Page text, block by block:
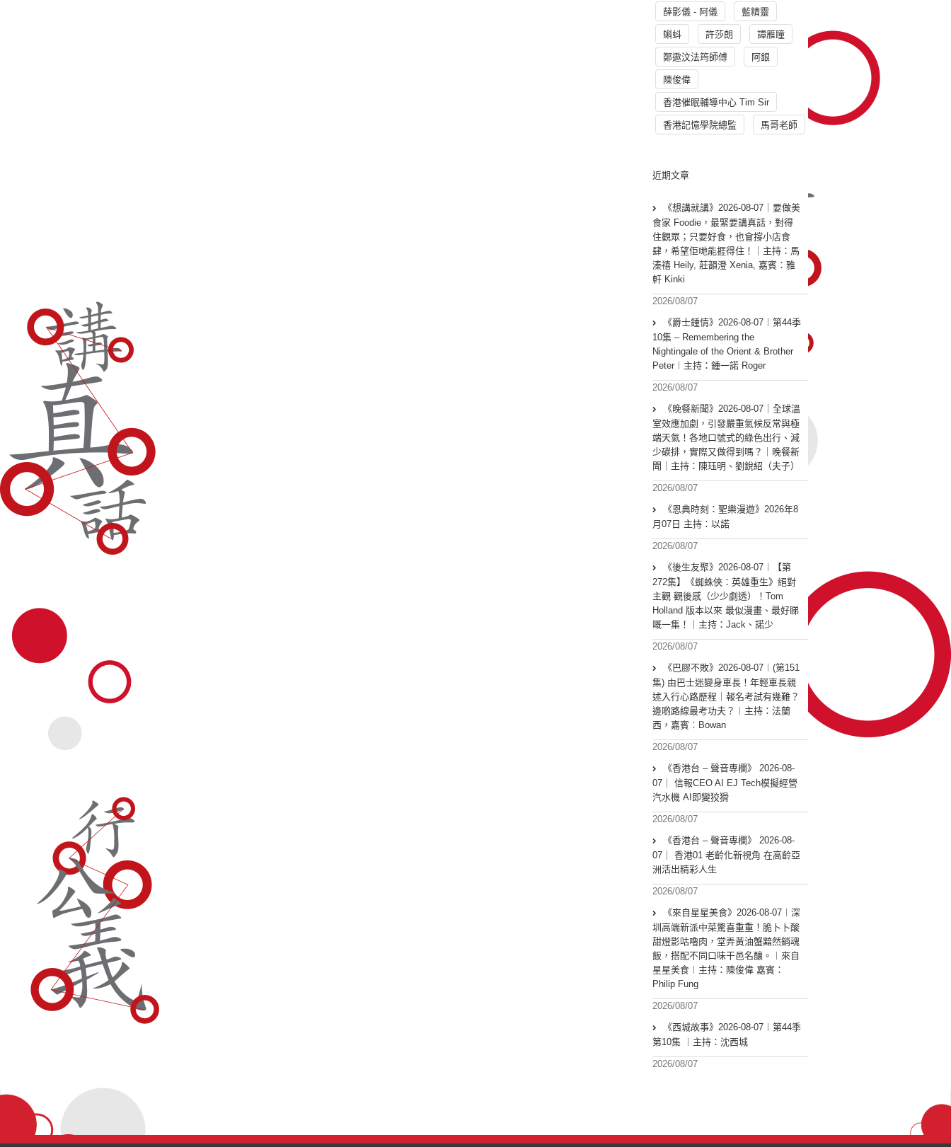
薛影儀 - 阿儀 藍精靈
蝌蚪 許莎朗 譚雁瞳
鄭遨汶法筠師傅 阿銀
陳俊偉
香港催眠輔導中心 Tim Sir
香港記憶學院總監 馬哥老師
近期文章
《想講就講》2026-08-07｜要做美
食家 Foodie，最緊要講真話，對得
住觀眾；只要好食，也會撐小店食
肆，希望佢哋能捱得住！｜主持：馬
溱禧 Heily, 莊韻澄 Xenia, 嘉賓：雅
軒 Kinki
2026/08/07
《爵士鍾情》2026-08-07︱第44季
10集 – Remembering the
Nightingale of the Orient & Brother
Peter︱主持：鍾一諾 Roger
2026/08/07
《晚餐新聞》2026-08-07｜全球溫
室效應加劇，引發嚴重氣候反常與極
端天氣！各地口號式的綠色出行、減
少碳排，實際又做得到嗎？｜晚餐新
聞｜主持：陳珏明、劉銳紹（夫子）
2026/08/07
《恩典時刻：聖樂漫遊》2026年8
月07日 主持：以諾
2026/08/07
《後生友聚》2026-08-07︱【第
272集】《蜘蛛俠：英雄重生》絕對
主觀 觀後感（少少劇透）！Tom
Holland 版本以來 最似漫畫、最好睇
嘅一集！｜主持：Jack、諾少
2026/08/07
《巴膠不敗》2026-08-07︱(第151
集) 由巴士迷變身車長！年輕車長親
述入行心路歷程｜報名考試有幾難？
邊啲路線最考功夫？︱主持：法蘭
西，嘉賓︰Bowan
2026/08/07
《香港台 – 聲音專欄》 2026-08-
07｜ 信報CEO AI EJ Tech模擬經營
汽水機 AI即變狡猾
2026/08/07
《香港台 – 聲音專欄》 2026-08-
07｜ 香港01 老齡化新視角 在高齡亞
洲活出精彩人生
2026/08/07
《來自星星美食》2026-08-07︱深
圳高端新派中菜驚喜重重！脆卜卜酸
甜燈影咕嚕肉，堂弄黃油蟹黯然銷魂
飯，搭配不同口味干邑名釀。︱來自
星星美食︱主持：陳俊偉 嘉賓：
Philip Fung
2026/08/07
《西城故事》2026-08-07︱第44季
第10集 ︱主持：沈西城
2026/08/07